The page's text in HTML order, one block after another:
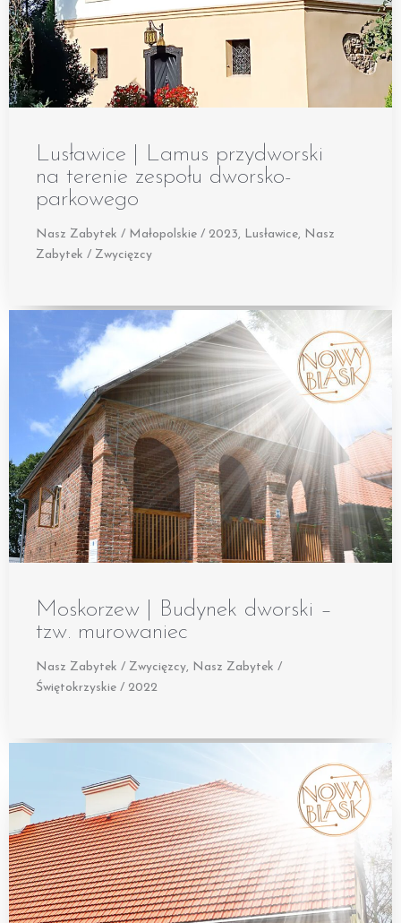
Lusławice | Lamus przydworski
na terenie zespołu dworsko-
parkowego
Nasz Zabytek / Małopolskie / 2023, Lusławice, Nasz
Zabytek / Zwycięzcy
Moskorzew | Budynek dworski –
tzw. murowaniec
Nasz Zabytek / Zwycięzcy, Nasz Zabytek /
Świętokrzyskie / 2022